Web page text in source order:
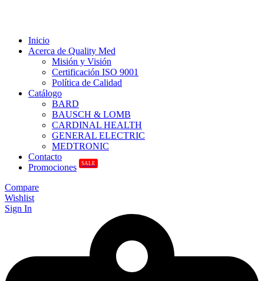
Inicio
Acerca de Quality Med
Misión y Visión
Certificación ISO 9001
Política de Calidad
Catálogo
BARD
BAUSCH & LOMB
CARDINAL HEALTH
GENERAL ELECTRIC
MEDTRONIC
Contacto
Promociones
SALE
Compare
Wishlist
Sign In